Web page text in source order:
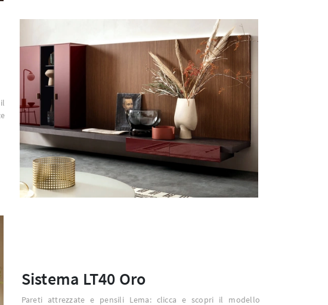
Sistema LT40 Oro
Pareti attrezzate e pensili Lema: clicca e scopri il modello